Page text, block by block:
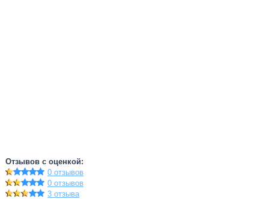
Отзывов с оценкой:
0 отзывов
0 отзывов
3 отзыва